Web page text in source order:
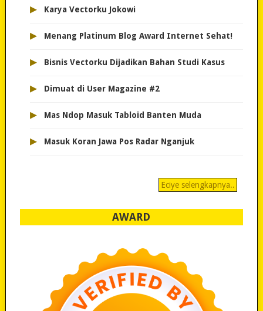
▸ Karya Vectorku Jokowi
▸ Menang Platinum Blog Award Internet Sehat!
▸ Bisnis Vectorku Dijadikan Bahan Studi Kasus
▸ Dimuat di User Magazine #2
▸ Mas Ndop Masuk Tabloid Banten Muda
▸ Masuk Koran Jawa Pos Radar Nganjuk
Eciye selengkapnya..
AWARD